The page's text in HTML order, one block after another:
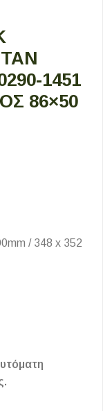
1451
86×50
/ 348 x 352